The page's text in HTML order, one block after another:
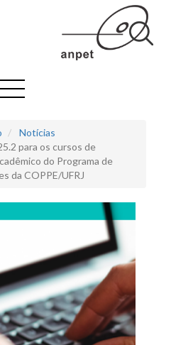
Notícias
para os cursos de
do Programa de
da COPPE/UFRJ